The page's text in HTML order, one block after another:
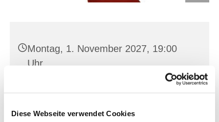
Diese Webseite verwendet Cookies
Montag, 1. November 2027, 19:00
Uhr